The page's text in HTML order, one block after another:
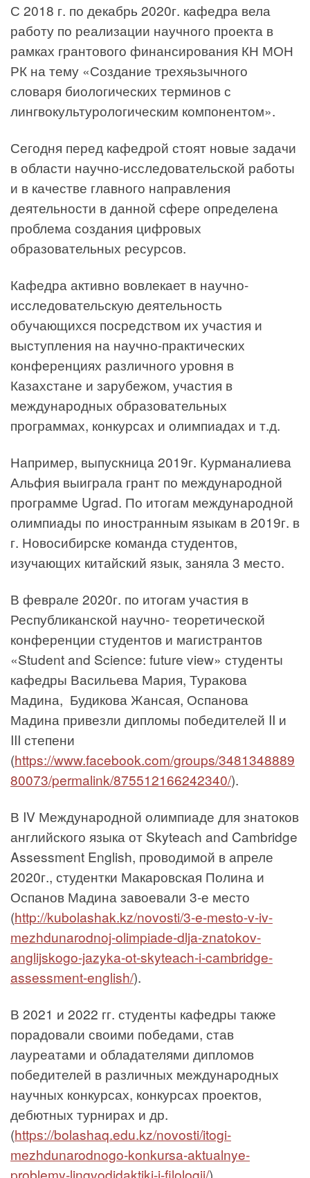
С 2018 г. по декабрь 2020г. кафедра вела
работу по реализации научного проекта в
рамках грантового финансирования КН МОН
РК на тему «Создание трехяьзычного
словаря биологических терминов с
лингвокультурологическим компонентом».
Сегодня перед кафедрой стоят новые задачи
в области научно-исследовательской работы
и в качестве главного направления
деятельности в данной сфере определена
проблема создания цифровых
образовательных ресурсов.
Кафедра активно вовлекает в научно-
исследовательскую деятельность
обучающихся посредством их участия и
выступления на научно-практических
конференциях различного уровня в
Казахстане и зарубежом, участия в
международных образовательных
программах, конкурсах и олимпиадах и т.д.
Например, выпускница 2019г. Курманалиева
Альфия выиграла грант по международной
программе Ugrad. По итогам международной
олимпиады по иностранным языкам в 2019г. в
г. Новосибирске команда студентов,
изучающих китайский язык, заняла 3 место.
В феврале 2020г. по итогам участия в
Республиканской научно- теоретической
конференции студентов и магистрантов
«Student and Science: future view» студенты
кафедры Васильева Мария, Туракова
Мадина, Будикова Жансая, Оспанова
Мадина привезли дипломы победителей II и
III степени
(https://www.facebook.com/groups/3481348889
80073/permalink/875512166242340/).
В IV Международной олимпиаде для знатоков
английского языка от Skyteach and Cambridge
Assessment English, проводимой в апреле
2020г., студентки Макаровская Полина и
Оспанов Мадина завоевали 3-е место
(http://kubolashak.kz/novosti/3-e-mesto-v-iv-
mezhdunarodnoj-olimpiade-dlja-znatokov-
anglijskogo-jazyka-ot-skyteach-i-cambridge-
assessment-english/).
В 2021 и 2022 гг. студенты кафедры также
порадовали своими победами, став
лауреатами и обладателями дипломов
победителей в различных международных
научных конкурсах, конкурсах проектов,
дебютных турнирах и др.
(https://bolashaq.edu.kz/novosti/itogi-
mezhdunarodnogo-konkursa-aktualnye-